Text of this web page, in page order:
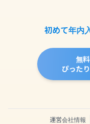
初めて年内
無
ぴった
運営会社情報